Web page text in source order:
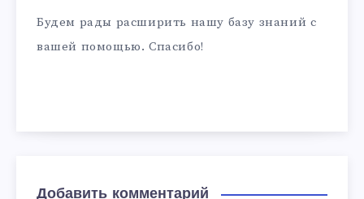
Будем рады расширить нашу базу знаний с
вашей помощью. Спасибо!
Добавить комментарий